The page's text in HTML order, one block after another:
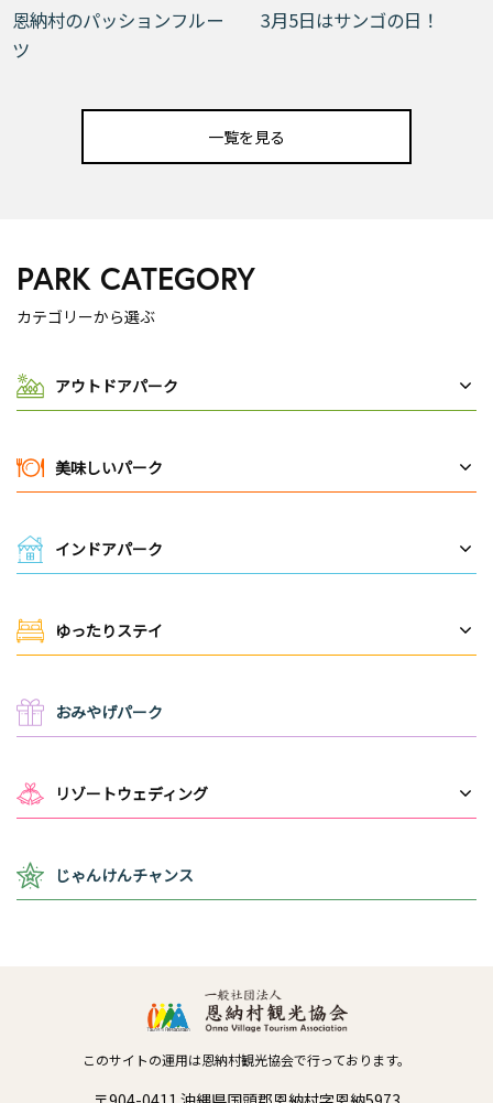
恩納村のパッションフルー
ツ
3月5日はサンゴの日！
一覧を見る
PARK CATEGORY
カテゴリーから選ぶ
アウトドアパーク
美味しいパーク
インドアパーク
ゆったりステイ
おみやげパーク
リゾートウェディング
じゃんけんチャンス
このサイトの運用は恩納村観光協会で行っております。